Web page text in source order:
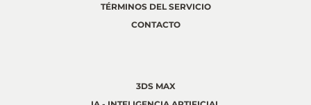
TÉRMINOS DEL SERVICIO
CONTACTO
3DS MAX